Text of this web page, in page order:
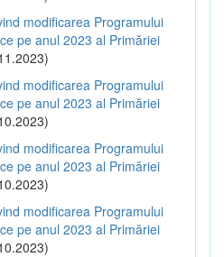
modificarea Programului
pe anul 2023 al Primăriei
modificarea Programului
pe anul 2023 al Primăriei
modificarea Programului
pe anul 2023 al Primăriei
modificarea Programului
pe anul 2023 al Primăriei